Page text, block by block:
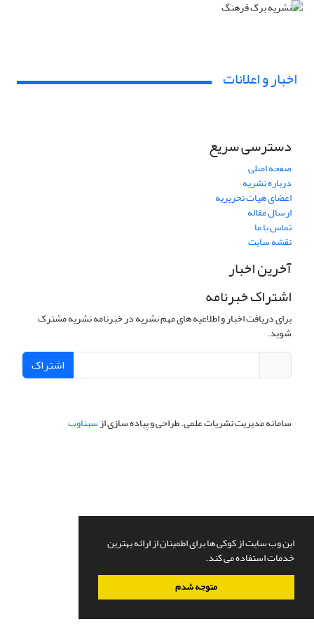
این وب سایت از کوکی ها برای اطمینان از ارائه بهترین
خدمات استفاده می کند.
متوجه شدم
اخبار و اعلانات
دسترسی سریع
صفحه اصلی
درباره نشریه
اعضای هیات تحریریه
ارسال مقاله
تماس با ما
نقشه سایت
آخرین اخبار
اشتراک خبرنامه
برای دریافت اخبار و اطلاعیه های مهم نشریه در خبرنامه نشریه مشترک
شوید.
اشتراک
سامانه مدیریت نشریات علمی.طراحی و پیاده سازی ازسیناوب